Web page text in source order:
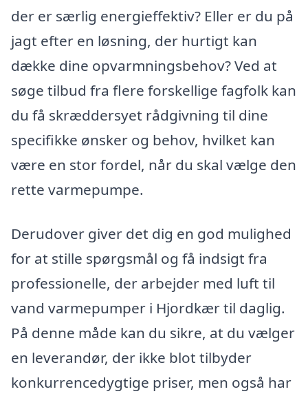
der er særlig energieffektiv? Eller er du på
jagt efter en løsning, der hurtigt kan
dække dine opvarmningsbehov? Ved at
søge tilbud fra flere forskellige fagfolk kan
du få skræddersyet rådgivning til dine
specifikke ønsker og behov, hvilket kan
være en stor fordel, når du skal vælge den
rette varmepumpe.
Derudover giver det dig en god mulighed
for at stille spørgsmål og få indsigt fra
professionelle, der arbejder med luft til
vand varmepumper i Hjordkær til daglig.
På denne måde kan du sikre, at du vælger
en leverandør, der ikke blot tilbyder
konkurrencedygtige priser, men også har